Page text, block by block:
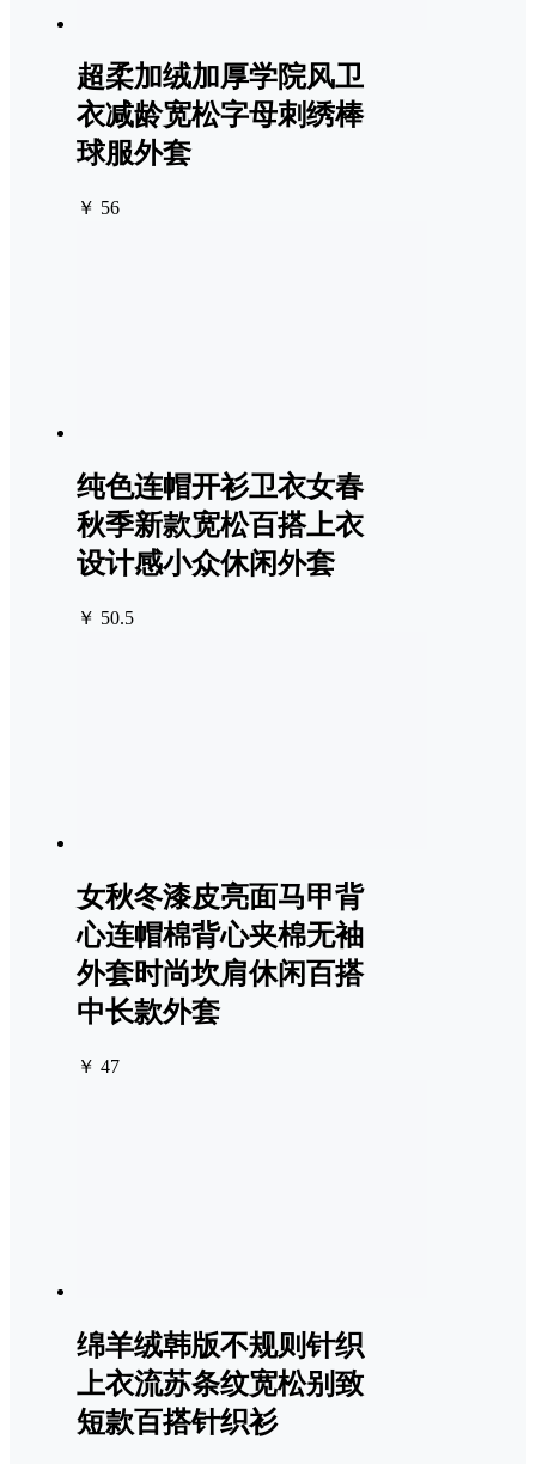
超柔加绒加厚学院风卫
衣减龄宽松字母刺绣棒
球服外套
￥ 56
纯色连帽开衫卫衣女春
秋季新款宽松百搭上衣
设计感小众休闲外套
￥ 50.5
女秋冬漆皮亮面马甲背
心连帽棉背心夹棉无袖
外套时尚坎肩休闲百搭
中长款外套
￥ 47
绵羊绒韩版不规则针织
上衣流苏条纹宽松别致
短款百搭针织衫